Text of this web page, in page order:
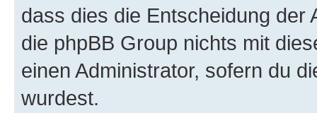
dass dies die Entscheidung der
die phpBB Group nichts mit
einen Administrator, sofern du
wurdest.